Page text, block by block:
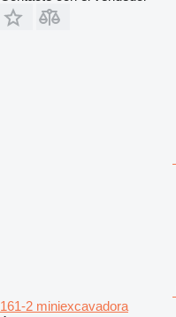
161-2 miniexcavadora